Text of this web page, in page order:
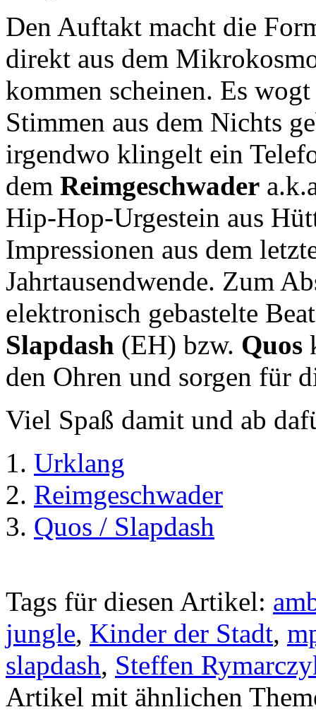
Den Auftakt macht die
direkt aus dem
kommen scheinen. Es
Stimmen aus dem Nichts
irgendwo klingelt ein
dem Reimgeschwader
Hip-Hop-Urgestein aus
Impressionen aus dem
Jahrtausendwende. Zum
elektronisch gebastelte
Slapdash (EH) bzw. Quos
den Ohren und sorgen für
Viel Spaß damit und ab
Urklang
Reimgeschwader
Quos / Slapdash
Tags für diesen Artikel:
jungle, Kinder der Stadt,
slapdash, Steffen
Artikel mit ähnlichen